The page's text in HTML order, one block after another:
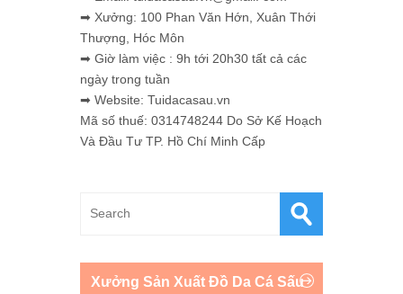
➡ Xưởng: 100 Phan Văn Hớn, Xuân Thới
Thượng, Hóc Môn
➡ Giờ làm việc : 9h tới 20h30 tất cả các
ngày trong tuần
➡ Website: Tuidacasau.vn
Mã số thuế: 0314748244 Do Sở Kế Hoạch
Và Đầu Tư TP. Hồ Chí Minh Cấp
Xưởng Sản Xuất Đồ Da Cá Sấu